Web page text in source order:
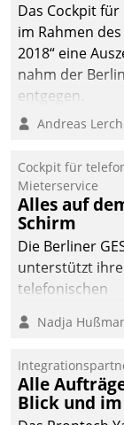
Das Cockpit
im Rahmen
2018“ eine
nahm der
entgegen.
Andreas
Cockpit für
Mieterservice
Alles auf
Schirm
Die Berliner
unterstützt
telefonischen
digitalen
passende
Schlagworte
Eine intuitive
Nadja
Alle
Blick und